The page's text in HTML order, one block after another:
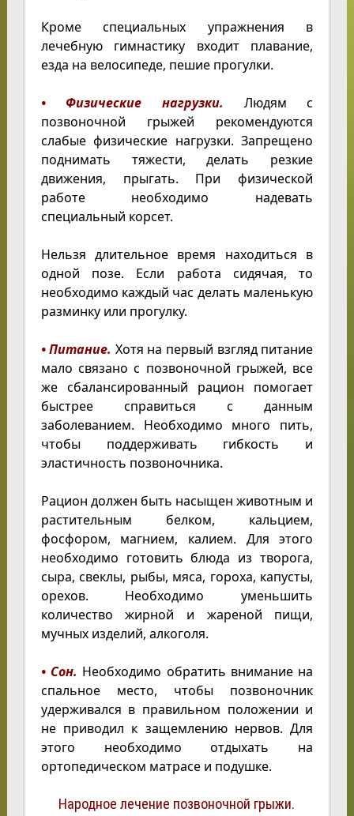
Кроме специальных упражнения в
лечебную гимнастику входит плавание,
езда на велосипеде, пешие прогулки.
• Физические нагрузки.
Людям с
позвоночной грыжей рекомендуются
слабые физические нагрузки. Запрещено
поднимать тяжести, делать резкие
движения, прыгать. При физической
работе необходимо надевать
специальный корсет.
Нельзя длительное время находиться в
одной позе. Если работа сидячая, то
необходимо каждый час делать маленькую
разминку или прогулку.
• Питание. Хотя на первый взгляд питание
мало связано с позвоночной грыжей, все
же сбалансированный рацион помогает
быстрее справиться с данным
заболеванием. Необходимо много пить,
чтобы поддерживать гибкость и
эластичность позвоночника.
Рацион должен быть насыщен животным и
растительным белком, кальцием,
фосфором, магнием, калием. Для этого
необходимо готовить блюда из творога,
сыра, свеклы, рыбы, мяса, гороха, капусты,
орехов. Необходимо уменьшить
количество жирной и жареной пищи,
мучных изделий, алкоголя.
• Сон. Необходимо обратить внимание на
спальное место, чтобы позвоночник
удерживался в правильном положении и
не приводил к защемлению нервов. Для
этого необходимо отдыхать на
ортопедическом матрасе и подушке.
Народное лечение позвоночной грыжи.